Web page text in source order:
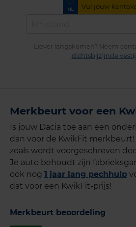
Liever langskomen? Neem
dichtsbijzijnde
Merkbeurt voor een
Is jouw Dacia toe aan een
dan voor de KwikFit
zoals wordt voorgeschreven
Je auto behoudt zijn
ook nog 1 jaar lang pechhulp
dat voor een KwikFit-prijs!
Merkbeurt beoordeling